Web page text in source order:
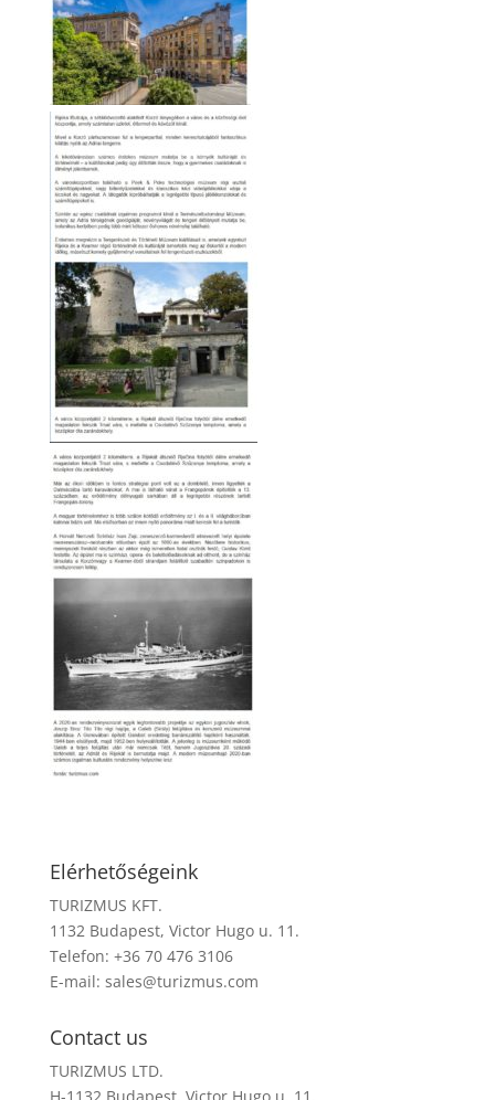
Elérhetőségeink
TURIZMUS KFT.
1132 Budapest, Victor Hugo u. 11.
Telefon: +36 70 476 3106
E-mail: sales@turizmus.com
Contact us
TURIZMUS LTD.